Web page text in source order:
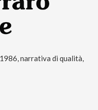
narrativa di qualità,